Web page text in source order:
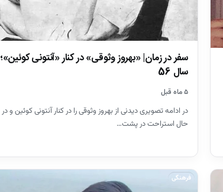
سفر در زمان| «بهروز وثوقی» در کنار «آنتونی کوئین»؛
سال 56
۵ ماه قبل
در ادامه تصویری دیدنی از بهروز وثوقی را در کنار آنتونی کوئین و در
حال استراحت در پشت…
فرهنگی